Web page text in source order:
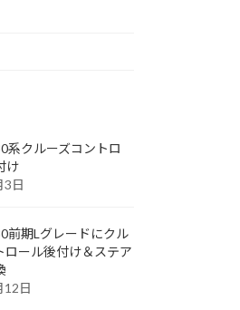
系クルーズコントロ
け
3日
前期Lグレードにクル
ロール後付け＆ステア
12日